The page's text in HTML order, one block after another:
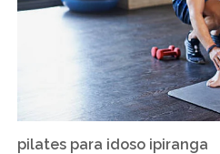
pilates para idoso ipiranga